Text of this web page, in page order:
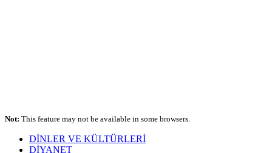
Not: This feature may not be available in some browsers.
DİNLER VE KÜLTÜRLERİ
DİYANET